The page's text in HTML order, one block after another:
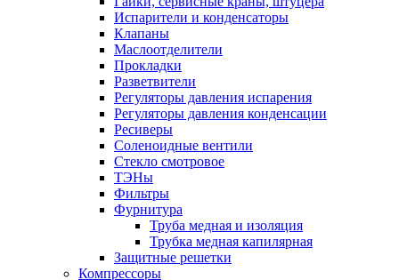
Испарители и конденсаторы
Клапаны
Маслоотделители
Прокладки
Разветвители
Регуляторы давления испарения
Регуляторы давления конденсации
Ресиверы
Соленоидные вентили
Стекло смотровое
ТЭНы
Фильтры
Фурнитура
Труба медная и изоляция
Трубка медная капилярная
Защитные решетки
Компрессоры